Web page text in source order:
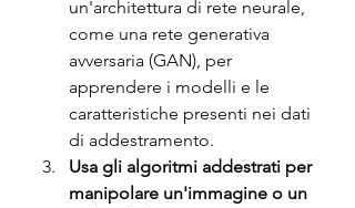
un'architettura di rete neurale,
come una rete generativa
avversaria (GAN), per
apprendere i modelli e le
caratteristiche presenti nei dati
di addestramento.
Usa gli algoritmi addestrati per
manipolare un'immagine o un